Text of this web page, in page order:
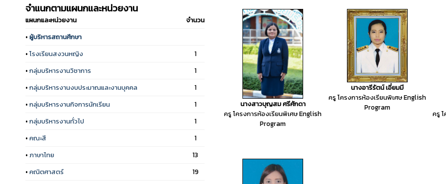
จำแนกตามแผนกและหน่วยงาน
แผนกและหน่วยงาน
จำนวน
• ผู้บริหารสถานศึกษา
• โรงเรียนสงวนหญิง
1
• กลุ่มบริหารงานวิชาการ
1
• กลุ่มบริหารงานงบประมาณและงานบุคคล
1
• กลุ่มบริหารงานกิจการนักเรียน
1
• กลุ่มบริหารงานทั่วไป
1
• คณะสี
1
• ภาษาไทย
13
• คณิตศาสตร์
19
นางสาวบุญสม ศรีศักดา
ครู โครงการห้องเรียนพิเศษ English
Program
นางอารีรัตน์ เอี่ยมมี
ครู โครงการห้องเรียนพิเศษ English
Program
ครู